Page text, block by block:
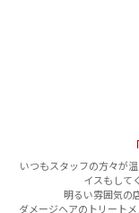
いつもスタッフの方々が
イスもして
明るい雰囲気の
ダメージヘアのトリート